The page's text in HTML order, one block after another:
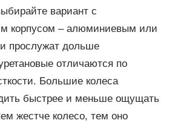
вариант с
корпусом – алюминиевым или
прослужат дольше
отличаются по
Большие колеса
быстрее и меньше ощущать
жестче колесо, тем оно